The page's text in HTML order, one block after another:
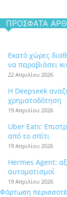
ΠΡΌΣΦΑΤΑ
Εκατό χώρες
να παραβιάσει
22 Απριλίου 2026
Η Deepseek
χρηματοδότηση
19 Απριλίου 2026
Uber Eats:
από το σπίτι
19 Απριλίου 2026
Hermes Agent:
αυτοματισμοί
19 Απριλίου 2026
Φόρτωση